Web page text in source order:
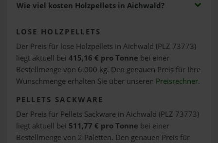
Wie viel kosten Holzpellets in Aichwald?
LOSE HOLZPELLETS
Der Preis für lose Holzpellets in Aichwald (PLZ 73773)
liegt aktuell bei 415,16 € pro Tonne bei einer
Bestellmenge von 6.000 kg. Den genauen Preis für Ihre
Wunschmenge erhalten Sie über unseren Preisrechner.
PELLETS SACKWARE
Der Preis für Pellets Sackware in Aichwald (PLZ 73773)
liegt aktuell bei 511,77 € pro Tonne bei einer
Bestellmenge von 2 Paletten. Den genauen Preis für